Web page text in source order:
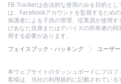
FB-Trackerは合法的な使用のみを目的と
は、Facebookアカウントを監視するため
保護者による子供の管理、従業員が使用
びあなた自身またはデバイスの所有者の
用する必要があります。
フェイスブック・ハッキング
ユーザ
本ウェブサイトのダッシュボードにプロ
客様は、当社の利用規約に記載されてい